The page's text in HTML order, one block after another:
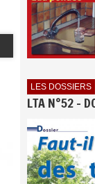
LES DOSSIERS
LTA N°52 -